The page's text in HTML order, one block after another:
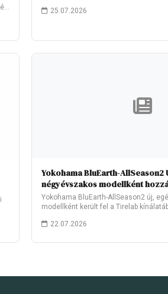
25.07.2026
Yokohama BluEarth-AllSeason2
négyévszakos modellként
Yokohama BluEarth-AllSeason2 új,
modellként került fel a Tirelab
22.07.2026